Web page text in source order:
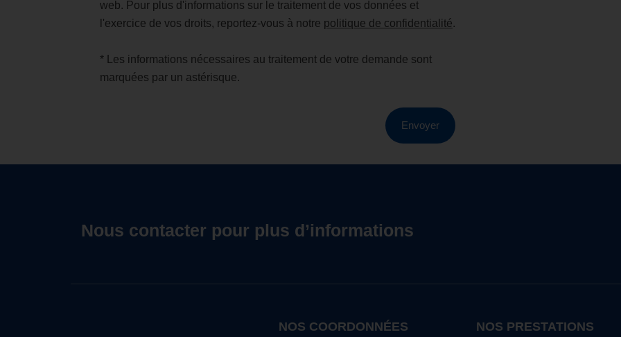
web. Pour plus d'informations sur le traitement de vos données et
l'exercice de vos droits, reportez-vous à notre politique de confidentialité.
* Les informations nécessaires au traitement de votre demande sont
marquées par un astérisque.
Envoyer
Nous contacter pour plus d’informations
NOS COORDONNÉES NOS PRESTATIONS